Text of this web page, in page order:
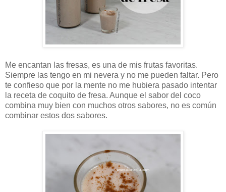
Me encantan las fresas, es una de mis frutas favoritas.
Siempre las tengo en mi nevera y no me pueden faltar. Pero
te confieso que por la mente no me hubiera pasado intentar
la receta de coquito de fresa. Aunque el sabor del coco
combina muy bien con muchos otros sabores, no es común
combinar estos dos sabores.